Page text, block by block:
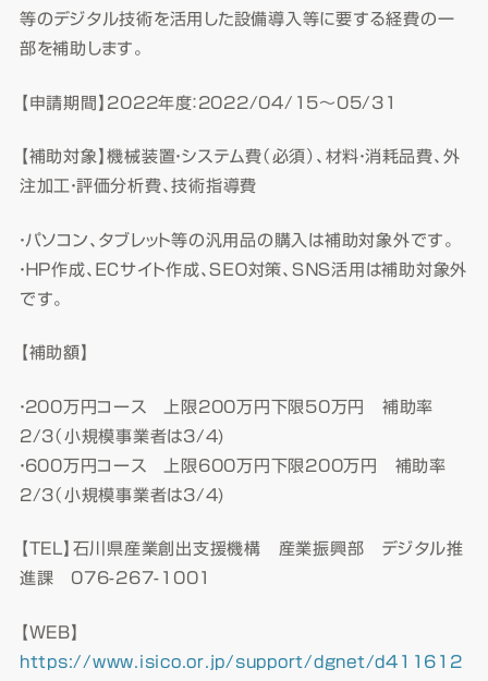
等のデジタル技術を活用した設備導入等に要する経費の一
部を補助します。
【申請期間】2022年度：2022/04/15～05/31
【補助対象】機械装置・システム費（必須）、材料・消耗品費、外
注加工・評価分析費、技術指導費
・パソコン、タブレット等の汎用品の購入は補助対象外です。
・ＨＰ作成、ＥＣサイト作成、ＳＥＯ対策、ＳＮＳ活用は補助対象外
です。
【補助額】
・200万円コース 上限200万円下限50万円 補助率
2/3（小規模事業者は3/4)
・600万円コース 上限600万円下限200万円 補助率
2/3（小規模事業者は3/4)
【TEL】石川県産業創出支援機構 産業振興部 デジタル推
進課 076-267-1001
【WEB】
https://www.isico.or.jp/support/dgnet/d411612